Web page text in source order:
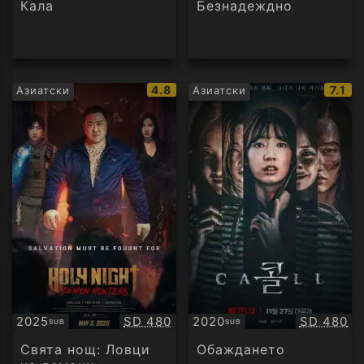
Кала Безнадеждно
Азиатски
IMDb
рейтинг:
4.8
2025SUB
Субтитри Качество:
SD 480
Свята нощ: Ловци
Азиатски
IMDb
7.1
2020SUB
Субтитри SD 480
Обаждането